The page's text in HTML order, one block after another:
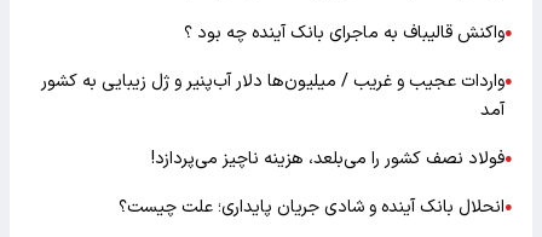
●واکنش قالیباف به ماجرای بانک آینده چه بود ؟
●واردات عجیب و غریب / میلیون‌ها دلار آب‌پنیر و ژل زیبایی به کشور
آمد
●فولاد نصف کشور را می‌بلعد، هزینه ناچیز می‌پردازد!
●انحلال بانک آینده و شادی جریان پایداری؛ علت چیست؟